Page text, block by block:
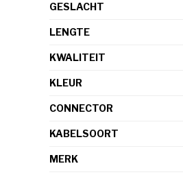
GESLACHT
LENGTE
KWALITEIT
KLEUR
CONNECTOR
KABELSOORT
MERK